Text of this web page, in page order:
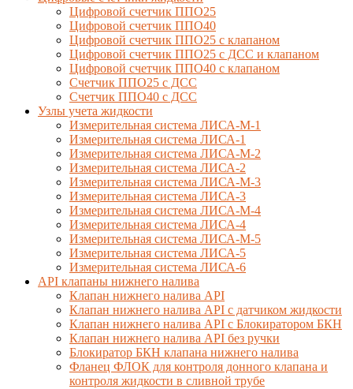
Цифровой счетчик ППО25
Цифровой счетчик ППО40
Цифровой счетчик ППО25 с клапаном
Цифровой счетчик ППО25 с ДСС и клапаном
Цифровой счетчик ППО40 с клапаном
Счетчик ППО25 с ДСС
Счетчик ППО40 с ДСС
Узлы учета жидкости
Измерительная система ЛИСА-М-1
Измерительная система ЛИСА-1
Измерительная система ЛИСА-М-2
Измерительная система ЛИСА-2
Измерительная система ЛИСА-М-3
Измерительная система ЛИСА-3
Измерительная система ЛИСА-М-4
Измерительная система ЛИСА-4
Измерительная система ЛИСА-М-5
Измерительная система ЛИСА-5
Измерительная система ЛИСА-6
API клапаны нижнего налива
Клапан нижнего налива API
Клапан нижнего налива API с датчиком жидкости
Клапан нижнего налива API с Блокиратором БКН
Клапан нижнего налива API без ручки
Блокиратор БКН клапана нижнего налива
Фланец ФЛОК для контроля донного клапана и
контроля жидкости в сливной трубе